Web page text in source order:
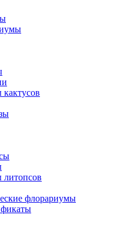
литопсов
флорариумы